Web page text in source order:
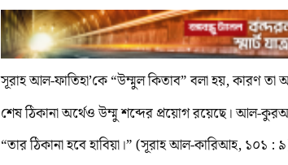
সূরাহ আল-ফাতিহা’কে “উম্মুল কিতাব” বলা হয়, কারণ
শেষ ঠিকানা অর্থেও উম্মু শব্দের প্রয়োগ রয়েছে। আল-
“তার ঠিকানা হবে হাবিয়া।” (সূরাহ আল-কারিআহ, ১০১ :